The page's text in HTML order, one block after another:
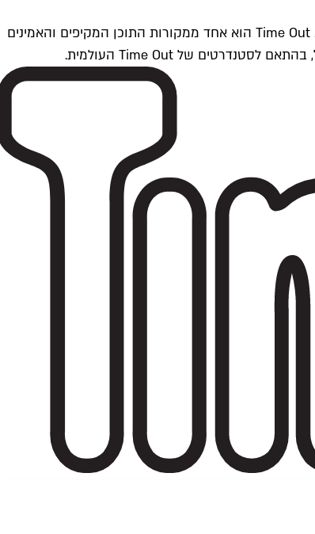
Time Outתל אביב הוא חלק מרשת Time Out Global — רשת מדיה בינלאומית הפועלת ב-360 ערים מרכזיות וב-60 מדינות ברחבי העולם. Time Out הוא אחד ממקורות התוכן המקיפים והאמינים